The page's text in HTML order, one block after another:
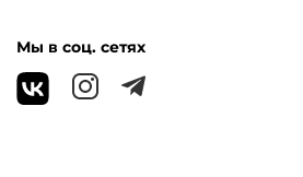
Мы в соц. сетях